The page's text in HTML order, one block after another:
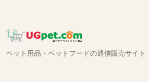
ペット用品・ペットフードの通信販売サイト